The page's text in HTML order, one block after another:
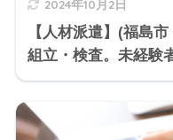
2024年10月2日
【人材派遣】(福島
組立・検査。未経験